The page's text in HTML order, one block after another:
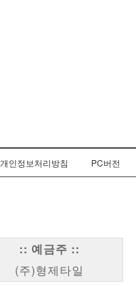
개인정보처리방침 PC버전
:: 예금주 ::
(주)형제타일